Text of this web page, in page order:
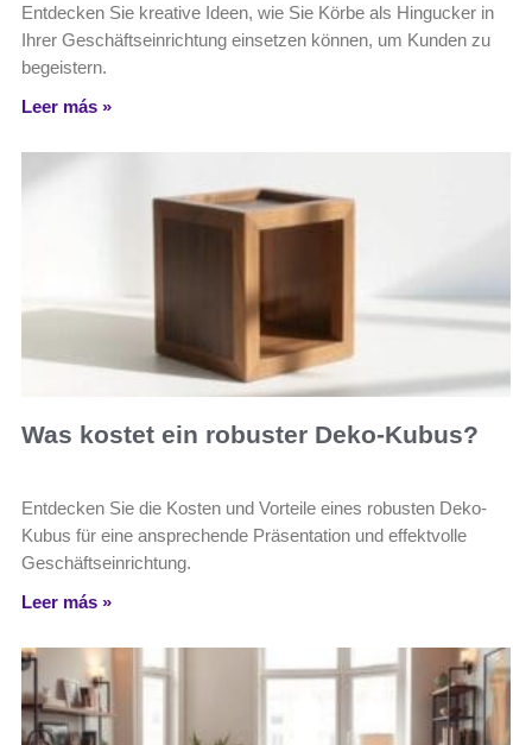
Entdecken Sie kreative Ideen, wie Sie Körbe als Hingucker in
Ihrer Geschäftseinrichtung einsetzen können, um Kunden zu
begeistern.
Leer más »
Was kostet ein robuster Deko-Kubus?
Entdecken Sie die Kosten und Vorteile eines robusten Deko-
Kubus für eine ansprechende Präsentation und effektvolle
Geschäftseinrichtung.
Leer más »